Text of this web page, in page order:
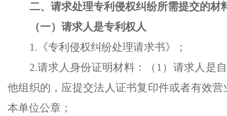
二、请求处理专利侵权纠纷所需提交的材
（一）请求人是专利权人
1.《专利侵权纠纷处理请求书》；
2.请求人身份证明材料：（1）请求人是
他组织的，应提交法人证书复印件或者有效
本单位公章；